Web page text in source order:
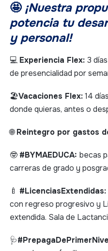
🤩 ¡Nuestra
potencia tu
y personal!
💻 Experiencia Flex: 3
de presencialidad por
🏖️Vacaciones Flex:14
donde quieras, antes o
🌐Reintegro por gastos
🤓 #BYMAEDUCA: becas
carreras de grado y
🍼 #LicenciasExtendidas:
con regreso progresivo y
extendida. Sala de
🩺